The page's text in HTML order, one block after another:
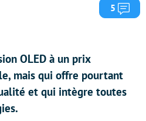
5
OLED à un prix
mais qui offre pourtant
et qui intègre toutes